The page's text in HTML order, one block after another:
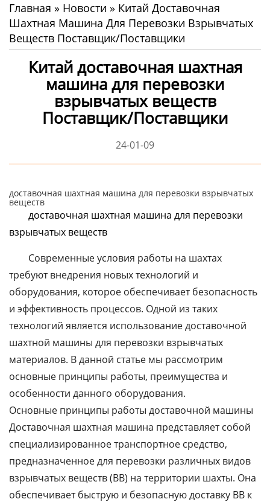
Главная » Новости » Китай Доставочная
Шахтная Машина Для Перевозки Взрывчатых
Веществ Поставщик/Поставщики
Китай доставочная шахтная
машина для перевозки
взрывчатых веществ
Поставщик/Поставщики
24-01-09
доставочная шахтная машина для перевозки взрывчатых
веществ
доставочная шахтная машина для перевозки
взрывчатых веществ
Современные условия работы на шахтах
требуют внедрения новых технологий и
оборудования, которое обеспечивает безопасность
и эффективность процессов. Одной из таких
технологий является использование доставочной
шахтной машины для перевозки взрывчатых
материалов. В данной статье мы рассмотрим
основные принципы работы, преимущества и
особенности данного оборудования.
Основные принципы работы доставочной машины
Доставочная шахтная машина представляет собой
специализированное транспортное средство,
предназначенное для перевозки различных видов
взрывчатых веществ (ВВ) на территории шахты. Она
обеспечивает быструю и безопасную доставку ВВ к